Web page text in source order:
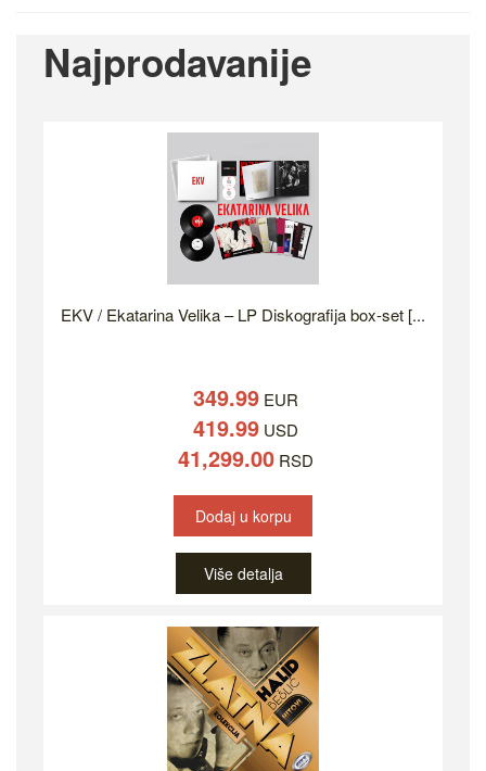
Najprodavanije
EKV / Ekatarina Velika – LP Diskografija box-set [...
349.99 EUR
419.99 USD
41,299.00 RSD
Dodaj u korpu
Više detalja